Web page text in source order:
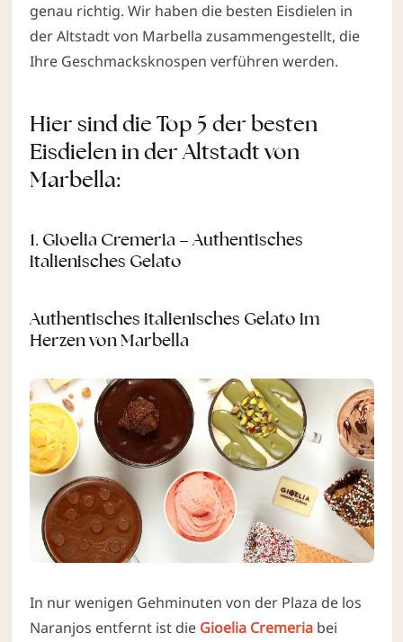
genau richtig. Wir haben die besten Eisdielen in
der Altstadt von Marbella zusammengestellt, die
Ihre Geschmacksknospen verführen werden.
Hier sind die Top 5 der besten
Eisdielen in der Altstadt von
Marbella:
1. Gioelia Cremeria – Authentisches
italienisches Gelato
Authentisches italienisches Gelato im
Herzen von Marbella
In nur wenigen Gehminuten von der Plaza de los
Naranjos entfernt ist die Gioelia Cremeriabei